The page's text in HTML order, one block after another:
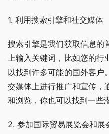
1. 利用搜索引擎和社交媒体
搜索引擎是我们获取信息的
上输入关键词，比如您的行
以找到许多可能的国外客户
交媒体上进行推广和宣传，
和浏览，你也可以找到一些
2. 参加国际贸易展览会和展